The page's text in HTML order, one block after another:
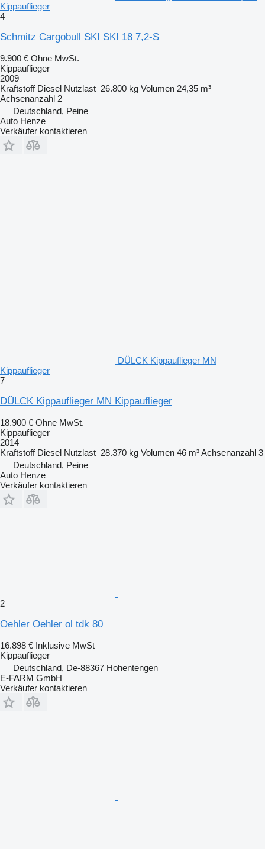
Kippauflieger
4
Schmitz Cargobull SKI SKI 18 7,2-S
9.900 € Ohne MwSt.
Kippauflieger
2009
Kraftstoff Diesel Nutzlast 26.800 kg Volumen 24,35 m³
Achsenanzahl 2
Deutschland, Peine
Auto Henze
Verkäufer kontaktieren
DÜLCK Kippauflieger MN
Kippauflieger
7
DÜLCK Kippauflieger MN Kippauflieger
18.900 € Ohne MwSt.
Kippauflieger
2014
Kraftstoff Diesel Nutzlast 28.370 kg Volumen 46 m³Achsenanzahl 3
Deutschland, Peine
Auto Henze
Verkäufer kontaktieren
2
Oehler Oehler ol tdk 80
16.898 € Inklusive MwSt
Kippauflieger
Deutschland, De-88367 Hohentengen
E-FARM GmbH
Verkäufer kontaktieren